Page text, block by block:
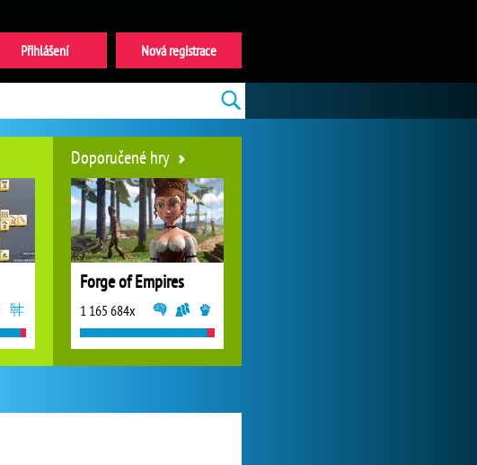
Doporučené hry
Forge of Empires
1 165 684x
Nová registrace
Přihlášení